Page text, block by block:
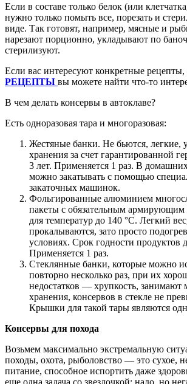
Если в составе только белок (или
нужно только помыть все, порезать и
виде. Так готовят, например, мясные и
нарезают порционно, укладывают по
стерилизуют.
Если вас интересуют конкретные рецепты,
РЕЦЕПТЫ вы можете найти что-то
В чем делать консервы в автоклаве?
Есть одноразовая тара и многоразовая:
Жестяные банки. Не бьются, легкие,
хранения за счет гарантированной
3 лет. Применяется 1 раз. В
можно закатывать с помощью
закаточных машинок.
Фольгированные алюминием
пакеты с обязательным
для температур до 140 °С. Легкий
прокалываются, зато просто
условиях. Срок годности продуктов
Применяется 1 раз.
Стеклянные банки, которые можно
повторно несколько раз, при их
недостатков — хрупкость, занимают
хранения, консервов в стекле не
Крышки для такой тары являются
Консервы для похода
Возьмем максимально экстремальную
походы, охота, рыболовство — это сухое,
питание, способное испортить даже
еще одна задача со звездочкой: надо, но